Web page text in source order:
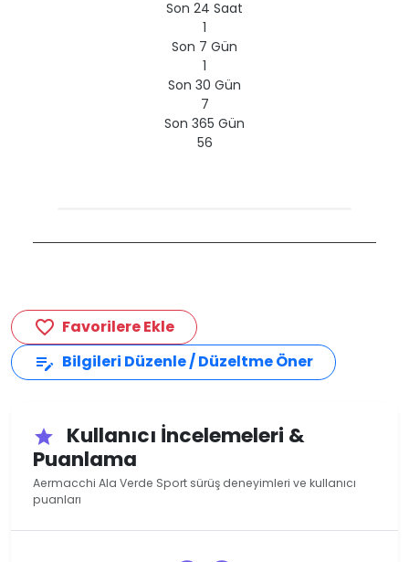
Son 24 Saat
1
Son 7 Gün
1
Son 30 Gün
7
Son 365 Gün
56
favorite_border Favorilere Ekle
edit_note Bilgileri Düzenle / Düzeltme Öner
star
Kullanıcı İncelemeleri &
Puanlama
Aermacchi Ala Verde Sport sürüş deneyimleri ve kullanıcı
puanları